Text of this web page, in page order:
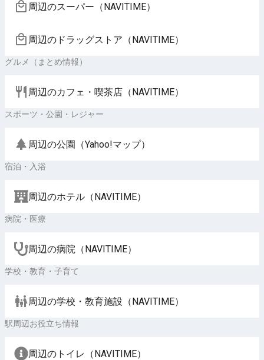
周辺のスーパー（NAVITIME）
周辺のドラッグストア（NAVITIME）
グルメ（まとめ情報）
周辺のカフェ・喫茶店（NAVITIME）
スポーツ・公園・レジャー
周辺の公園（Yahoo!マップ）
宿泊・入浴
周辺のホテル（NAVITIME）
病院・医療
周辺の病院（NAVITIME）
学校・教育・子育て
周辺の学校・教育施設（NAVITIME）
駅周辺お役立ち情報
周辺のトイレ（NAVITIME）